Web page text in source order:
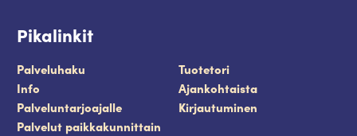
Pikalinkit
Palveluhaku
Tuotetori
Info
Ajankohtaista
Palveluntarjoajalle
Kirjautuminen
Palvelut paikkakunnittain